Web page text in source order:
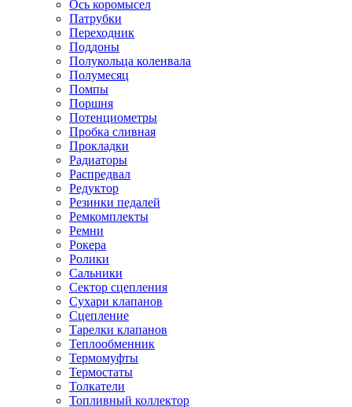
Ось коромысел
Патрубки
Переходник
Поддоны
Полукольца коленвала
Полумесяц
Помпы
Поршня
Потенциометры
Пробка сливная
Прокладки
Радиаторы
Распредвал
Редуктор
Резинки педалей
Ремкомплекты
Ремни
Рокера
Ролики
Сальники
Сектор сцепления
Сухари клапанов
Сцепление
Тарелки клапанов
Теплообменник
Термомуфты
Термостаты
Толкатели
Топливный коллектор